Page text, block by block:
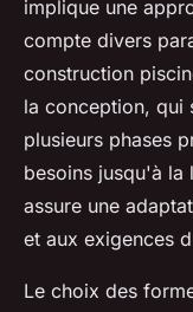
implique une
compte divers
construction
la conception, qui
plusieurs phases
besoins jusqu'à la
assure une
et aux exigences
Le choix des